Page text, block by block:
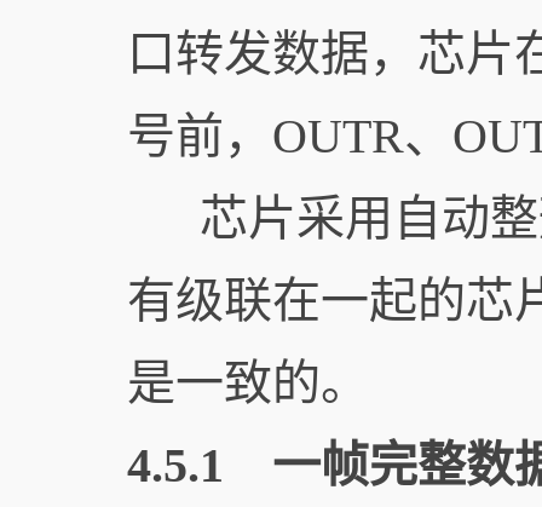
口转发数据，芯片
号前，OUTR、
芯片采用自动整
有级联在一起的芯
是一致的。
4.5.1 一帧完整数